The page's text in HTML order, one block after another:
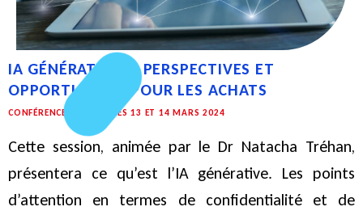
IA GÉNÉRATIVES : PERSPECTIVES ET
OPPORTUNITÉS POUR LES ACHATS
CONFÉRENCE IVALUA - LES 13 ET 14 MARS 2024
Cette session, animée par le Dr Natacha Tréhan,
présentera ce qu’est l’IA générative. Les points
d’attention en termes de confidentialité et de